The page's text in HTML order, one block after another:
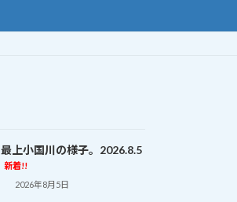
最上小国川の様子。2026.8.5
新着!!
2026年8月5日